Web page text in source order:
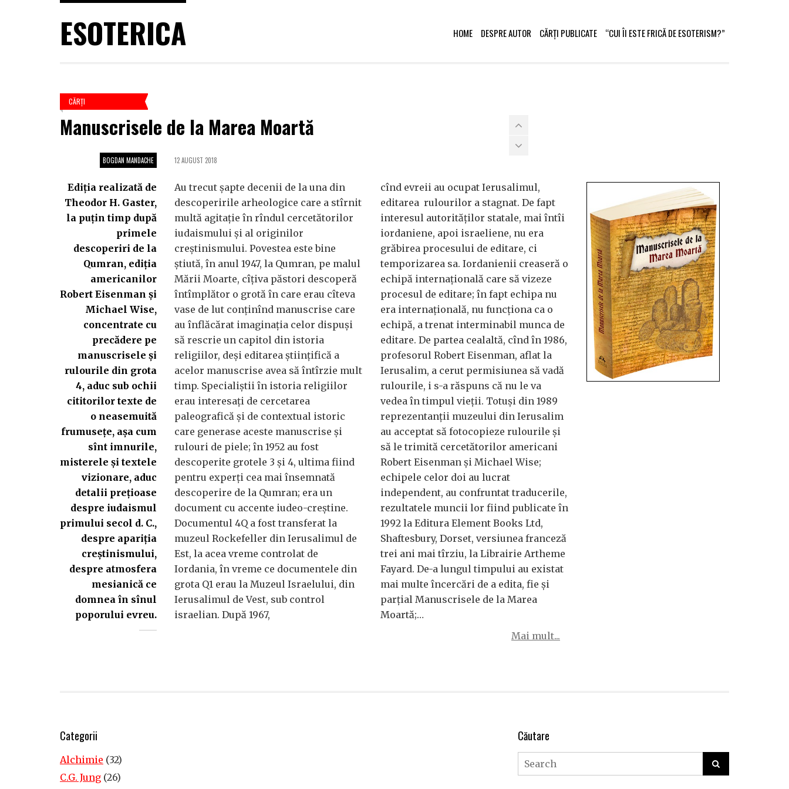
ESOTERICA HOME DESPRE AUTOR CĂRȚI PUBLICATE “CUI ÎI ESTE FRICĂ DE ESOTERISM?”
CĂRŢI
Manuscrisele de la Marea Moartă
BOGDAN MANDACHE
Ediția realizată de
Theodor H. Gaster,
la puțin timp după
primele
descoperiri de la
Qumran, ediția
americanilor
Robert Eisenman și
Michael Wise,
concentrate cu
precădere pe
manuscrisele și
rulourile din grota
4, aduc sub ochii
cititorilor texte de
o neasemuită
frumusețe, așa cum
sînt imnurile,
misterele și textele
vizionare, aduc
detalii prețioase
despre iudaismul
primului secol d. C.,
despre apariția
creștinismului,
despre atmosfera
mesianică ce
domnea în sînul
poporului evreu.
12 AUGUST 2018
Au trecut șapte decenii de la una din
descoperirile arheologice care a stîrnit
multă agitație în rîndul cercetătorilor
iudaismului și al originilor
creștinismului. Povestea este bine
știută, în anul 1947, la Qumran, pe malul
Mării Moarte, cîțiva păstori descoperă
întîmplător o grotă în care erau cîteva
vase de lut conținînd manuscrise care
au înflăcărat imaginația celor dispuși
să rescrie un capitol din istoria
religiilor, deși editarea științifică a
acelor manuscrise avea să întîrzie mult
timp. Specialiștii în istoria religiilor
erau interesați de cercetarea
paleografică și de contextual istoric
care generase aceste manuscrise și
rulouri de piele; în 1952 au fost
descoperite grotele 3 și 4, ultima fiind
pentru experți cea mai însemnată
descoperire de la Qumran; era un
document cu accente iudeo-creștine.
Documentul 4Q a fost transferat la
muzeul Rockefeller din Ierusalimul de
Est, la acea vreme controlat de
Iordania, în vreme ce documentele din
grota Q1 erau la Muzeul Israelului, din
Ierusalimul de Vest, sub control
israelian. După 1967,
cînd evreii au ocupat Ierusalimul,
editarea rulourilor a stagnat. De fapt
interesul autorităților statale, mai întîi
iordaniene, apoi israeliene, nu era
grăbirea procesului de editare, ci
temporizarea sa. Iordanienii creaseră o
echipă internațională care să vizeze
procesul de editare; în fapt echipa nu
era internațională, nu funcționa ca o
echipă, a trenat interminabil munca de
editare. De partea cealaltă, cînd în 1986,
profesorul Robert Eisenman, aflat la
Ierusalim, a cerut permisiunea să vadă
rulourile, i s-a răspuns că nu le va
vedea în timpul vieții. Totuși din 1989
reprezentanții muzeului din Ierusalim
au acceptat să fotocopieze rulourile și
să le trimită cercetătorilor americani
Robert Eisenman și Michael Wise;
echipele celor doi au lucrat
independent, au confruntat traducerile,
rezultatele muncii lor fiind publicate în
1992 la Editura Element Books Ltd,
Shaftesbury, Dorset, versiunea franceză
trei ani mai tîrziu, la Librairie Artheme
Fayard. De-a lungul timpului au existat
mai multe încercări de a edita, fie și
parțial Manuscrisele de la Marea
Moartă;…
Mai mult...
Categorii
Alchimie (32)
C.G. Jung (26)
Căutare